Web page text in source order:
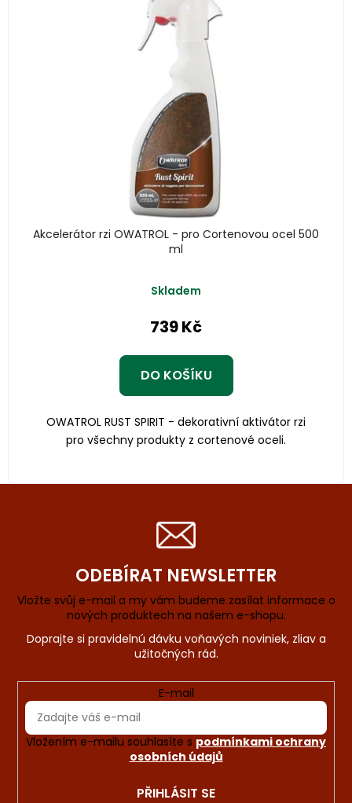
Akcelerátor rzi OWATROL - pro Cortenovou ocel 500
ml
Skladem
739 Kč
DO KOŠÍKU
OWATROL RUST SPIRIT - dekorativní aktivátor rzi
pro všechny produkty z cortenové oceli.
ODEBÍRAT NEWSLETTER
Vložte svůj e-mail a my vám budeme zasílat informace o
nových produktech na našem e-shopu.
E-mail
Vložením e-mailu souhlasíte s podmínkami ochrany
osobních údajů
PŘIHLÁSIT SE